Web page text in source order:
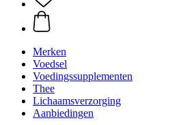
Merken
Voedsel
Voedingssupplementen
Thee
Lichaamsverzorging
Aanbiedingen